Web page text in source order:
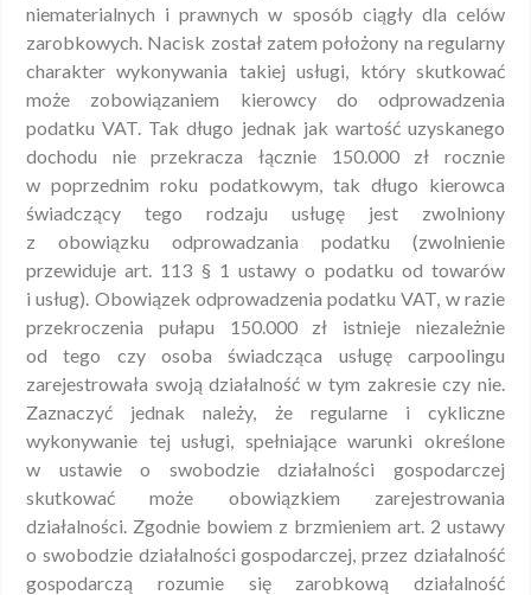
niematerialnych i prawnych w sposób ciągły dla celów
zarobkowych. Nacisk został zatem położony na regularny
charakter wykonywania takiej usługi, który skutkować
może zobowiązaniem kierowcy do odprowadzenia
podatku VAT. Tak długo jednak jak wartość uzyskanego
dochodu nie przekracza łącznie 150.000 zł rocznie
w poprzednim roku podatkowym, tak długo kierowca
świadczący tego rodzaju usługę jest zwolniony
z obowiązku odprowadzania podatku (zwolnienie
przewiduje art. 113 § 1 ustawy o podatku od towarów
i usług). Obowiązek odprowadzenia podatku VAT, w razie
przekroczenia pułapu 150.000 zł istnieje niezależnie
od tego czy osoba świadcząca usługę carpoolingu
zarejestrowała swoją działalność w tym zakresie czy nie.
Zaznaczyć jednak należy, że regularne i cykliczne
wykonywanie tej usługi, spełniające warunki określone
w ustawie o swobodzie działalności gospodarczej
skutkować może obowiązkiem zarejestrowania
działalności. Zgodnie bowiem z brzmieniem art. 2 ustawy
o swobodzie działalności gospodarczej, przez działalność
gospodarczą rozumie się zarobkową działalność